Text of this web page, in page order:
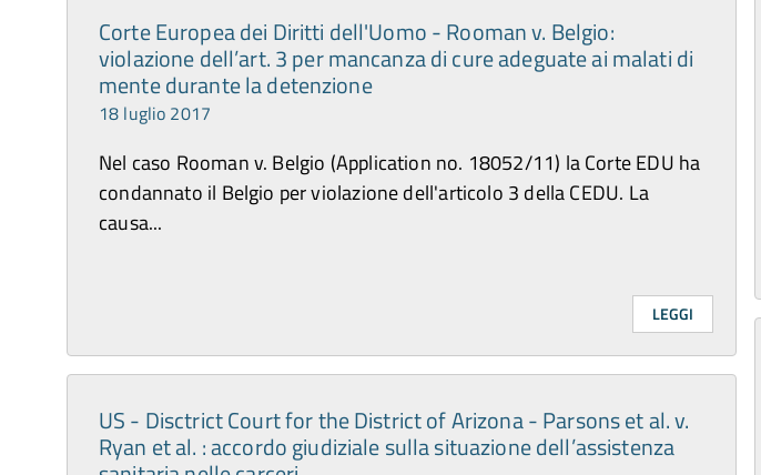
Corte Europea dei Diritti dell'Uomo - Rooman v. Belgio:
violazione dell’art. 3 per mancanza di cure adeguate ai malati di
mente durante la detenzione
18 luglio 2017
Nel caso Rooman v. Belgio (Application no. 18052/11) la Corte EDU ha
condannato il Belgio per violazione dell'articolo 3 della CEDU. La
causa...
LEGGI
US - Disctrict Court for the District of Arizona - Parsons et al. v.
Ryan et al. : accordo giudiziale sulla situazione dell’assistenza